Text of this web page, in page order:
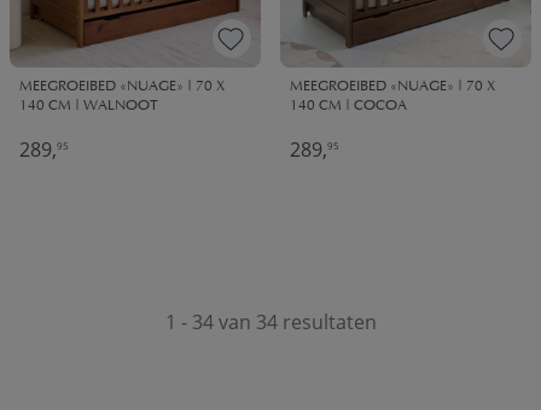
MEEGROEIBED «NUAGE» | 70 X
140 CM | WALNOOT
289,95
MEEGROEIBED «NUAGE» | 70 X
140 CM | COCOA
289,95
1 - 34 van 34 resultaten